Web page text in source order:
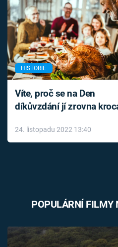
HISTORIE
Víte, proč se na Den
díkůvzdání jí zrovna
24. listopadu 2022 13:40
POPULÁRNÍ FILMY